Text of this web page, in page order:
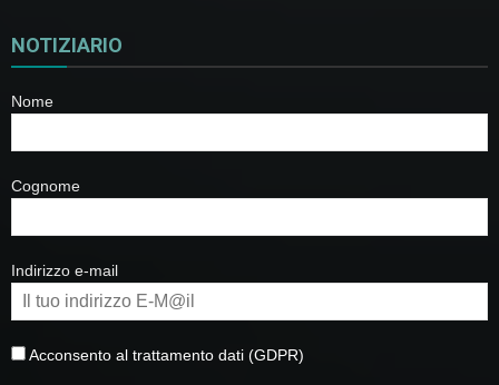
NOTIZIARIO
Nome
Cognome
Indirizzo e-mail
Acconsento al trattamento dati (GDPR)